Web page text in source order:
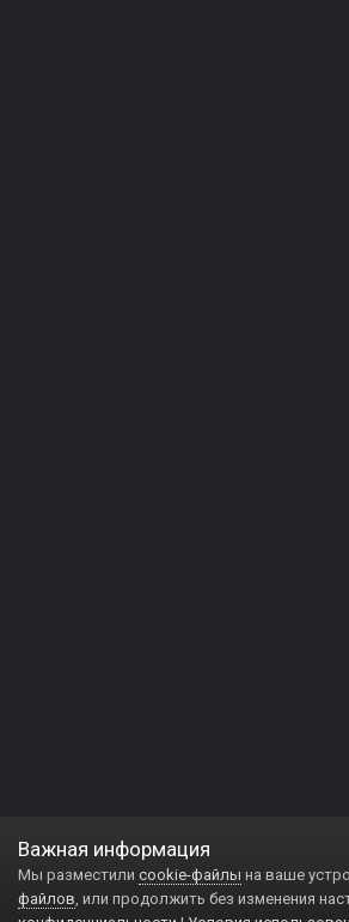
Важная информация
Мы разместили cookie-файлы на ваше
файлов, или продолжить без изменения